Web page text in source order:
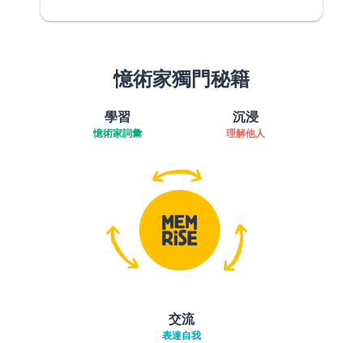
憶術家獨門秘籍
學習
憶術家詞彙
沉浸
理解他人
交流
表達自我